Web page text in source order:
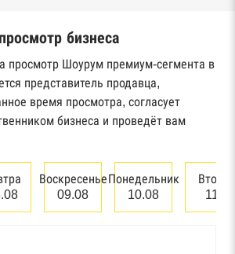
контрактов
казначейства
дел Высшего
суда
лиц
реестр сведений о
лиц
бизнеса
просмотр Шоурум премиум-сегмента в
представитель продавца,
время просмотра, согласует
бизнеса и проведёт вам
Воскресенье
09.08
Понедельник
10.08
11.08